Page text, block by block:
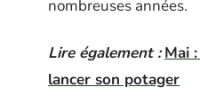
nombreuses années.
Lire également : Mai
lancer son potager